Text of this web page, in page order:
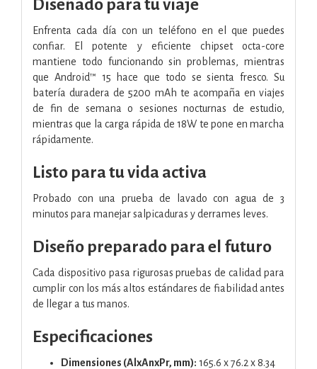
Diseñado para tu viaje
Enfrenta cada día con un teléfono en el que puedes
confiar. El potente y eficiente chipset octa-core
mantiene todo funcionando sin problemas, mientras
que Android™ 15 hace que todo se sienta fresco. Su
batería duradera de 5200 mAh te acompaña en viajes
de fin de semana o sesiones nocturnas de estudio,
mientras que la carga rápida de 18W te pone en marcha
rápidamente.
Listo para tu vida activa
Probado con una prueba de lavado con agua de 3
minutos para manejar salpicaduras y derrames leves.
Diseño preparado para el futuro
Cada dispositivo pasa rigurosas pruebas de calidad para
cumplir con los más altos estándares de fiabilidad antes
de llegar a tus manos.
Especificaciones
Dimensiones (AlxAnxPr, mm): 165.6 x 76.2 x 8.34